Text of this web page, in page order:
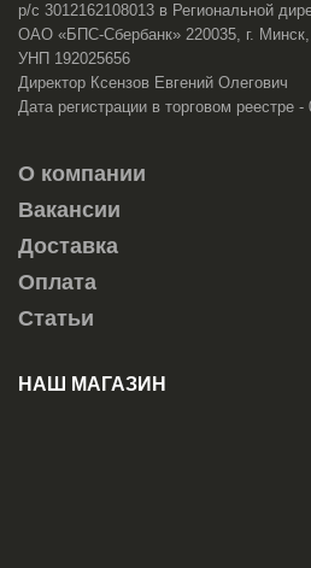
р/с 3012162108013 в Региональной
ОАО «БПС-Сбербанк» 220035, г.
УНП 192025656
Директор Ксензов Евгений Олегович
Дата регистрации в торговом реестре
О компании
Вакансии
Доставка
Оплата
Статьи
НАШ МАГАЗИН